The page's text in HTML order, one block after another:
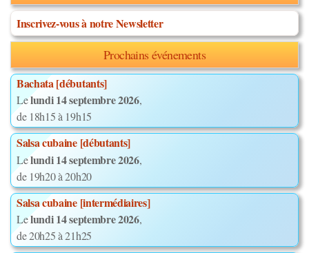
Inscrivez-vous à notre Newsletter
Prochains événements
Bachata [débutants]
Lelundi 14 septembre 2026,
de 18h15 à 19h15
Salsa cubaine [débutants]
Lelundi 14 septembre 2026,
de 19h20 à 20h20
Salsa cubaine [intermédiaires]
Lelundi 14 septembre 2026,
de 20h25 à 21h25